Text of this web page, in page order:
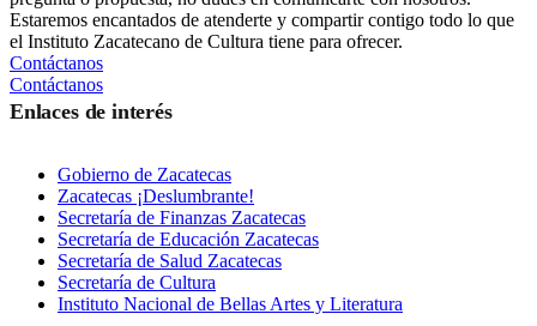
Estaremos encantados de atenderte y compartir contigo todo lo que
el Instituto Zacatecano de Cultura tiene para ofrecer.
Contáctanos
Contáctanos
Enlaces de interés
Gobierno de Zacatecas
Zacatecas ¡Deslumbrante!
Secretaría de Finanzas Zacatecas
Secretaría de Educación Zacatecas
Secretaría de Salud Zacatecas
Secretaría de Cultura
Instituto Nacional de Bellas Artes y Literatura